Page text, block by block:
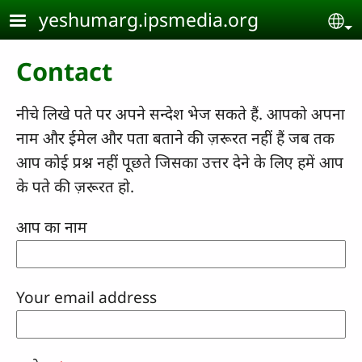
Skip to main content
yeshumarg.ipsmedia.org
Contact
नीचे लिखे पते पर अपने सन्देश भेज सकते हैं. आपको अपना
नाम और ईमेल और पता बताने की ज़रूरत नहीं हैं जब तक
आप कोई प्रश्न नहीं पूछते जिसका उत्तर देने के लिए हमें आप
के पते की ज़रूरत हो.
आप का नाम
Your email address